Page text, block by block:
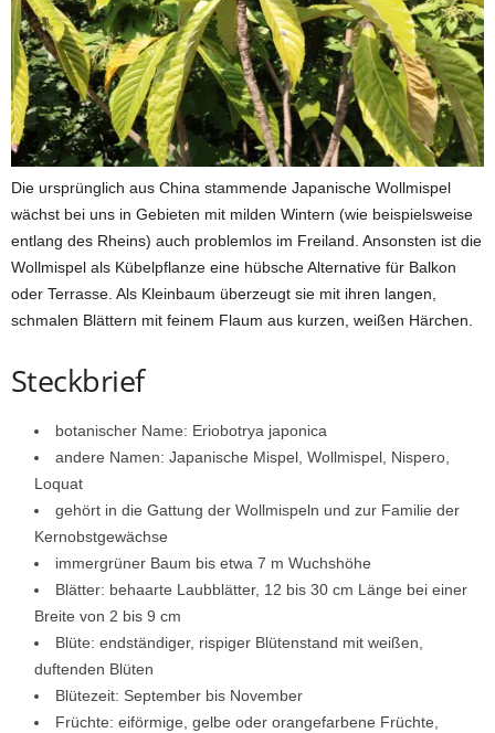
Die ursprünglich aus China stammende Japanische Wollmispel
wächst bei uns in Gebieten mit milden Wintern (wie beispielsweise
entlang des Rheins) auch problemlos im Freiland. Ansonsten ist die
Wollmispel als Kübelpflanze eine hübsche Alternative für Balkon
oder Terrasse. Als Kleinbaum überzeugt sie mit ihren langen,
schmalen Blättern mit feinem Flaum aus kurzen, weißen Härchen.
Steckbrief
botanischer Name: Eriobotrya japonica
andere Namen: Japanische Mispel, Wollmispel, Nispero,
Loquat
gehört in die Gattung der Wollmispeln und zur Familie der
Kernobstgewächse
immergrüner Baum bis etwa 7 m Wuchshöhe
Blätter: behaarte Laubblätter, 12 bis 30 cm Länge bei einer
Breite von 2 bis 9 cm
Blüte: endständiger, rispiger Blütenstand mit weißen,
duftenden Blüten
Blütezeit: September bis November
Früchte: eiförmige, gelbe oder orangefarbene Früchte,